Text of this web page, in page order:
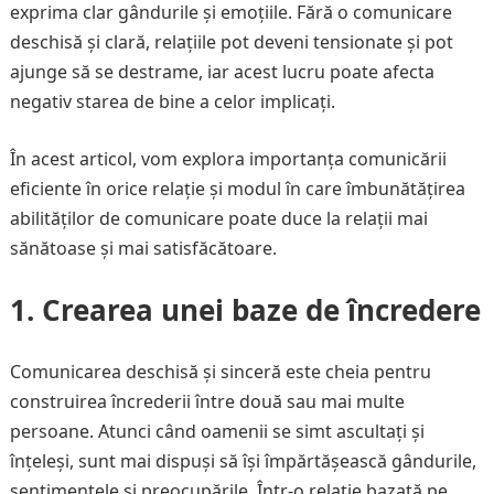
exprima clar gândurile și emoțiile. Fără o comunicare
deschisă și clară, relațiile pot deveni tensionate și pot
ajunge să se destrame, iar acest lucru poate afecta
negativ starea de bine a celor implicați.
În acest articol, vom explora importanța comunicării
eficiente în orice relație și modul în care îmbunătățirea
abilităților de comunicare poate duce la relații mai
sănătoase și mai satisfăcătoare.
1. Crearea unei baze de încredere
Comunicarea deschisă și sinceră este cheia pentru
construirea încrederii între două sau mai multe
persoane. Atunci când oamenii se simt ascultați și
înțeleși, sunt mai dispuși să își împărtășească gândurile,